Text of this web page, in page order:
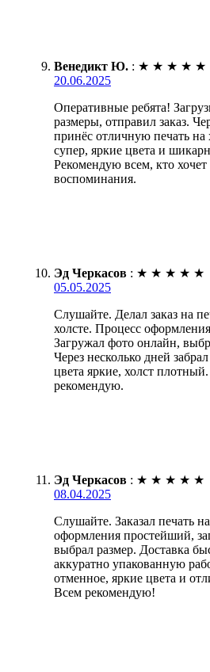
Венедикт Ю. : ★ ★ ★ ★ ★
20.06.2025
Оперативные ребята!
размеры, отправил заказ.
принёс отличную печать на
супер, яркие цвета и
Рекомендую всем, кто хочет
воспоминания.
Эд Черкасов : ★ ★ ★ ★ ★
05.05.2025
Слушайте. Делал заказ на
холсте. Процесс
Загружал фото онлайн,
Через несколько дней
цвета яркие, холст
рекомендую.
Эд Черкасов : ★ ★ ★ ★ ★
08.04.2025
Слушайте. Заказал печать
оформления простейший,
выбрал размер. Доставка
аккуратно упакованную
отменное, яркие цвета и
Всем рекомендую!